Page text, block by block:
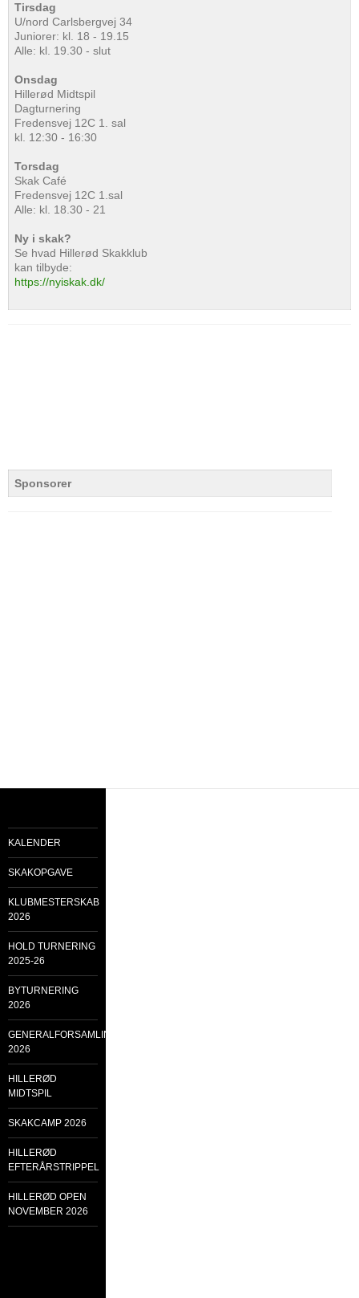
Tirsdag
U/nord Carlsbergvej 34
Juniorer: kl. 18 - 19.15
Alle: kl. 19.30 - slut
Onsdag
Hillerød Midtspil
Dagturnering
Fredensvej 12C 1. sal
kl. 12:30 - 16:30
Torsdag
Skak Café
Fredensvej 12C 1.sal
Alle: kl. 18.30 - 21
Ny i skak?
Se hvad Hillerød Skakklub
kan tilbyde:
https://nyiskak.dk/
Sponsorer
KALENDER
SKAKOPGAVE
KLUBMESTERSKAB
2026
HOLD TURNERING
2025-26
BYTURNERING
2026
GENERALFORSAMLING
2026
HILLERØD
MIDTSPIL
SKAKCAMP 2026
HILLERØD
EFTERÅRSTRIPPEL
HILLERØD OPEN
NOVEMBER 2026